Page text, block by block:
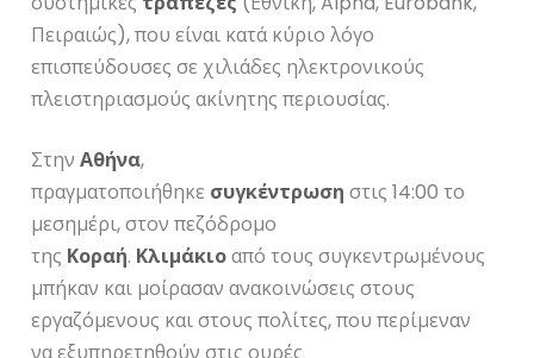
Πειραιώς), που είναι κατά κύριο λόγο
επισπεύδουσες σε χιλιάδες ηλεκτρονικούς
πλειστηριασμούς ακίνητης περιουσίας.
ΣτηνΑθήνα,
πραγματοποιήθηκε συγκέντρωση στις 14:00 το
μεσημέρι, στον πεζόδρομο
της Κοραή. Κλιμάκιοαπό τους συγκεντρωμένους
μπήκαν και μοίρασαν ανακοινώσεις στους
εργαζόμενους και στους πολίτες, που περίμεναν
να εξυπηρετηθούν στις ουρές